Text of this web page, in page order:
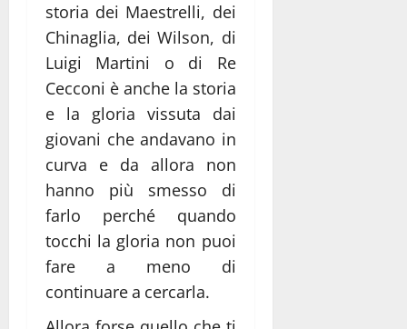
storia dei Maestrelli, dei
Chinaglia, dei Wilson, di
Luigi Martini o di Re
Cecconi è anche la storia
e la gloria vissuta dai
giovani che andavano in
curva e da allora non
hanno più smesso di
farlo perché quando
tocchi la gloria non puoi
fare a meno di
continuare a cercarla.